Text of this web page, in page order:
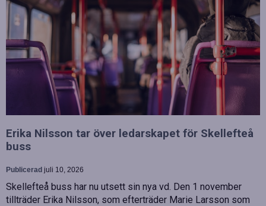
Erika Nilsson tar över ledarskapet för Skellefteå
buss
Publicerad juli 10, 2026
Skellefteå buss har nu utsett sin nya vd. Den 1 november
tillträder Erika Nilsson, som efterträder Marie Larsson som